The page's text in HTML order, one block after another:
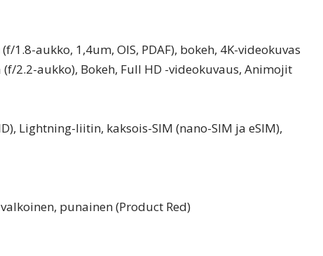
1.8-aukko, 1,4um, OIS, PDAF), bokeh, 4K-videokuvas
2.2-aukko), Bokeh, Full HD -videokuvaus, Animojit
Lightning-liitin, kaksois-SIM (nano-SIM ja eSIM),
punainen (Product Red)